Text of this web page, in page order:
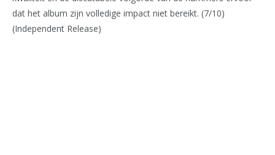
dat het album zijn volledige impact niet bereikt. (7/10)
(Independent Release)